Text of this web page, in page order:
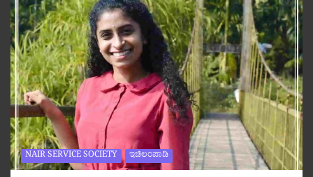
NAIR SERVICE SOCIETY ಇಚಿಲಂಪಾಡಿ